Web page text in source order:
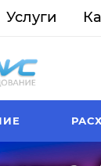
Услуги